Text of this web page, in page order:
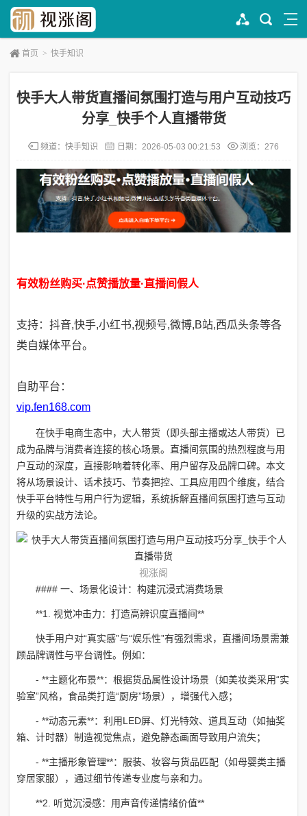
首页 > 快手知识
快手大人带货直播间氛围打造与用户互动技巧
分享_快手个人直播带货
频道： 快手知识 日期： 2026-05-03 00:21:53 浏览：276
有效粉丝购买·点赞播放量·直播间假人
支持：抖音,快手,小红书,视频号,微博,B站,西瓜头条等各
类自媒体平台。
自助平台：
vip.fen168.com
在快手电商生态中，大人带货（即头部主播或达人带货）已
成为品牌与消费者连接的核心场景。直播间氛围的热烈程度与用
户互动的深度，直接影响着转化率、用户留存及品牌口碑。本文
将从场景设计、话术技巧、节奏把控、工具应用四个维度，结合
快手平台特性与用户行为逻辑，系统拆解直播间氛围打造与互动
升级的实战方法论。
视涨阁
#### 一、场景化设计：构建沉浸式消费场景
**1. 视觉冲击力：打造高辨识度直播间**
快手用户对“真实感”与“娱乐性”有强烈需求，直播间场景需兼
顾品牌调性与平台调性。例如：
- **主题化布景**：根据货品属性设计场景（如美妆类采用“实
验室”风格，食品类打造“厨房”场景），增强代入感；
- **动态元素**：利用LED屏、灯光特效、道具互动（如抽奖
箱、计时器）制造视觉焦点，避免静态画面导致用户流失；
- **主播形象管理**：服装、妆容与货品匹配（如母婴类主播
穿居家服），通过细节传递专业度与亲和力。
**2. 听觉沉浸感：用声音传递情绪价值**